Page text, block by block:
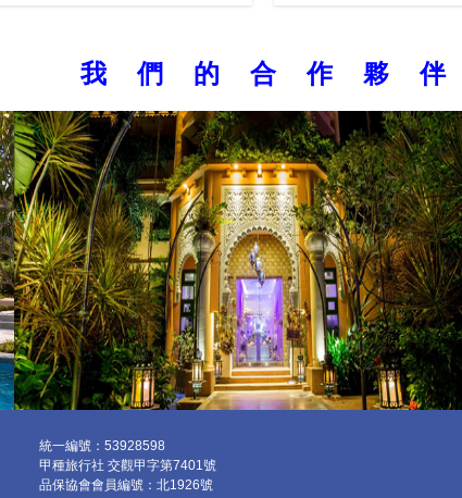
我 們 的 合 作 夥 伴
統一編號：53928598
甲種旅行社 交觀甲字第7401號
品保協會會員編號：北1926號